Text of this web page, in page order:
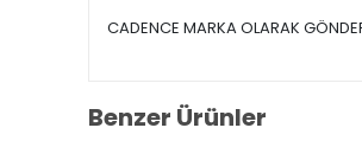
CADENCE MARKA OLARAK
Benzer Ürünler